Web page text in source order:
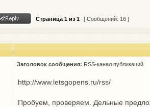
Страница 1 из 1 [ Сообщений: 16 ]
Заголовок сообщения: RSS-канал публикаций
http://www.letsgopens.ru/rss/
Пробуем, проверяем. Дельные